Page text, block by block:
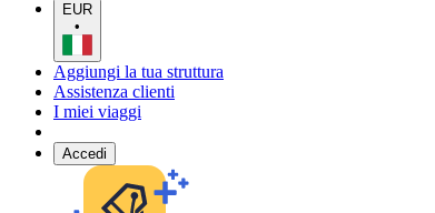
EUR
•
Aggiungi la tua struttura
Assistenza clienti
I miei viaggi
Accedi